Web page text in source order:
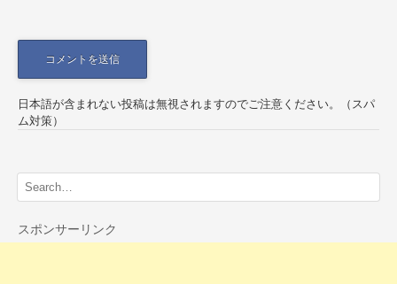
日本語が含まれない投稿は無視されますのでご注意ください。（スパ
ム対策）
スポンサーリンク